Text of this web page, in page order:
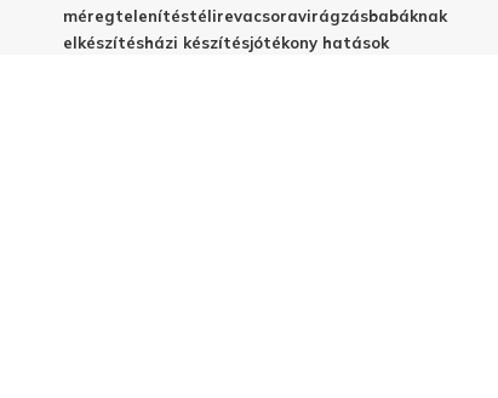
méregtelenítéstélirevacsoravirágzásbabáknak
elkészítésházi készítésjótékony hatások